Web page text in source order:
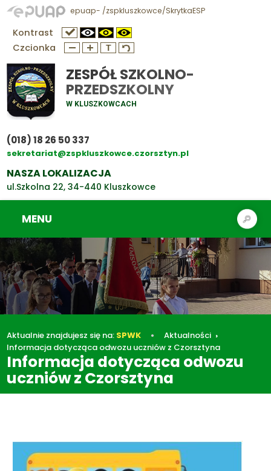
epuap- /zspkluszkowce/SkrytkaESP
Kontrast
Czcionka
ZESPÓŁ SZKOLNO-
PRZEDSZKOLNY
W KLUSZKOWCACH
(018) 18 26 50 337
sekretariat@zspkluszkowce.czorsztyn.pl
NASZA LOKALIZACJA
ul.Szkolna 22, 34-440 Kluszkowce
Aktualnie znajdujesz się na: SPWK
Aktualności
Informacja dotycząca odwozu uczniów z Czorsztyna
Informacja dotycząca odwozu
uczniów z Czorsztyna
MENU